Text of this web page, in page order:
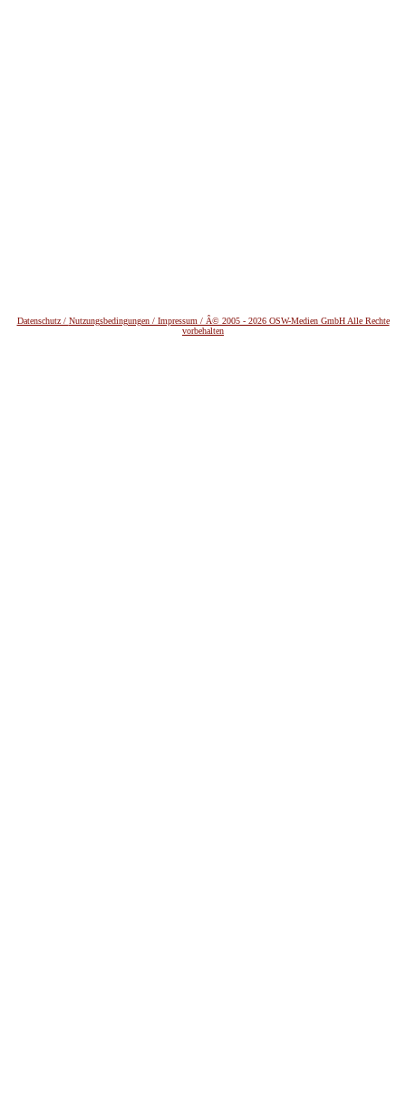
Datenschutz / Nutzungsbedingungen / Impressum / Â© 2005 - 2026 OSW-Medien GmbH Alle Rechte
vorbehalten